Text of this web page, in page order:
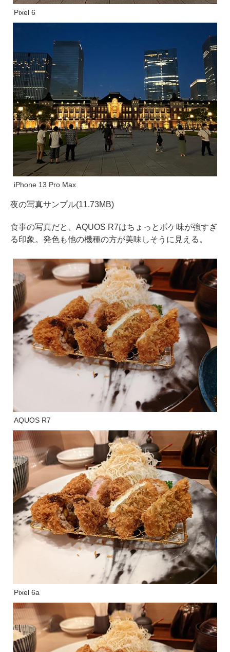
Pixel 6
iPhone 13 Pro Max
夜の写真サンプル(11.73MB)
食事の写真だと、AQUOS R7はちょっとボケ味が強すぎ
る印象。発色も他の機種の方が美味しそうに見える。
AQUOS R7
Pixel 6a